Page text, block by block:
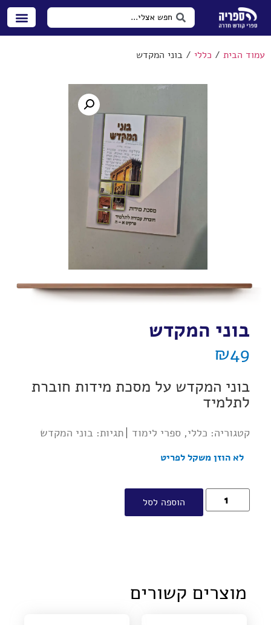
עמוד הבית / כללי / בוני המקדש
בוני המקדש
₪49
בוני המקדש על מסכת מידות חוברת
לתלמיד
קטגוריה: כללי, ספרי לימוד תגיות: בוני המקדש
לא הוזן משקל לפריט
הוספה לסל
מוצרים קשורים